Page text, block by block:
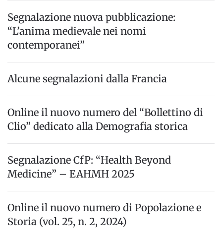
Segnalazione nuova pubblicazione:
“L’anima medievale nei nomi
contemporanei”
Alcune segnalazioni dalla Francia
Online il nuovo numero del “Bollettino di
Clio” dedicato alla Demografia storica
Segnalazione CfP: “Health Beyond
Medicine” – EAHMH 2025
Online il nuovo numero di Popolazione e
Storia (vol. 25, n. 2, 2024)